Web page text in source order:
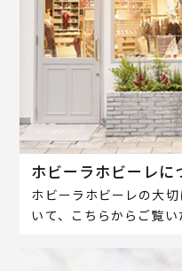
ホビーラホビーレに
ホビーラホビーレの大
いて、こちらからご覧い